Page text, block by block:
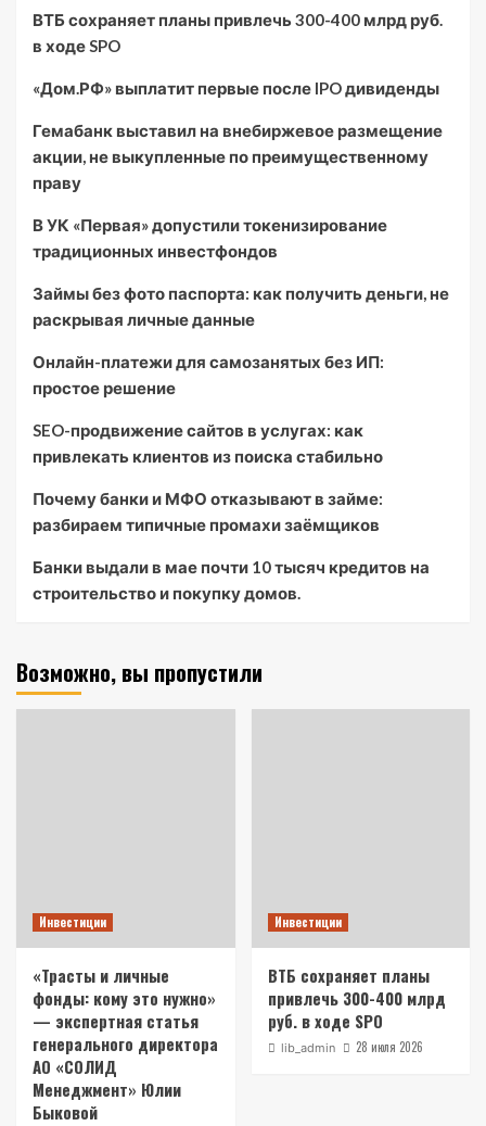
ВТБ сохраняет планы привлечь 300-400 млрд руб.
в ходе SPO
«Дом.РФ» выплатит первые после IPO дивиденды
Гемабанк выставил на внебиржевое размещение
акции, не выкупленные по преимущественному
праву
В УК «Первая» допустили токенизирование
традиционных инвестфондов
Займы без фото паспорта: как получить деньги, не
раскрывая личные данные
Онлайн-платежи для самозанятых без ИП:
простое решение
SEO-продвижение сайтов в услугах: как
привлекать клиентов из поиска стабильно
Почему банки и МФО отказывают в займе:
разбираем типичные промахи заёмщиков
Банки выдали в мае почти 10 тысяч кредитов на
строительство и покупку домов.
Возможно, вы пропустили
Инвестиции
«Трасты и личные
фонды: кому это нужно»
— экспертная статья
генерального директора
АО «СОЛИД
Менеджмент» Юлии
Быковой
Инвестиции
ВТБ сохраняет планы
привлечь 300-400 млрд
руб. в ходе SPO
lib_admin 28 июля 2026